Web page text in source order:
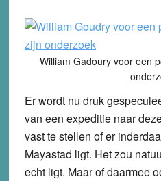
William Gadoury voor een
Er wordt nu druk
van een expeditie naar
vast te stellen of er
Mayastad ligt. Het zou
echt ligt. Maar of daarmee